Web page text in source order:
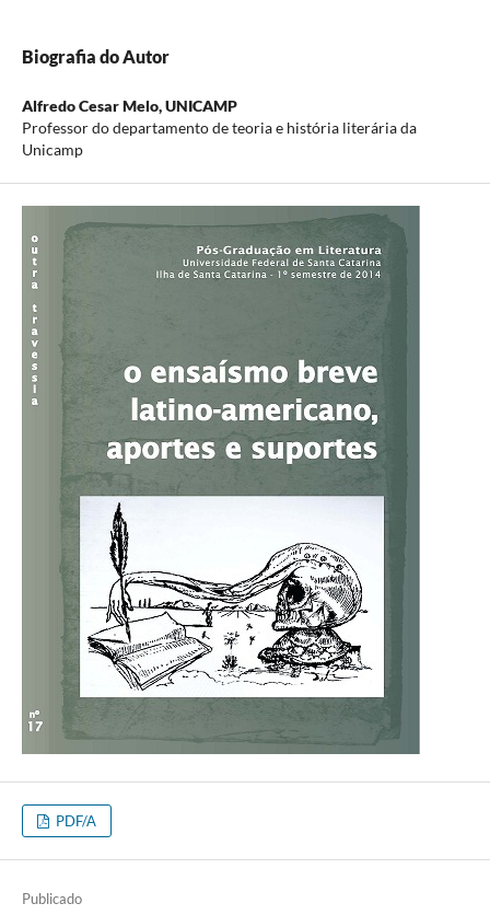
Biografia do Autor
Alfredo Cesar Melo,UNICAMP
Professor do departamento de teoria e história literária da
Unicamp
PDF/A
Publicado